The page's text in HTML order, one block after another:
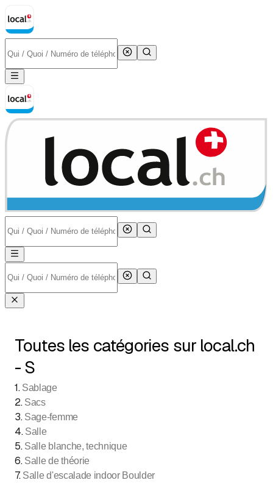
Toutes les catégories sur local.ch
- S
1. Sablage
2. Sacs
3. Sage-femme
4. Salle
5. Salle blanche, technique
6. Salle de théorie
7. Salle d'escalade indoor Boulder